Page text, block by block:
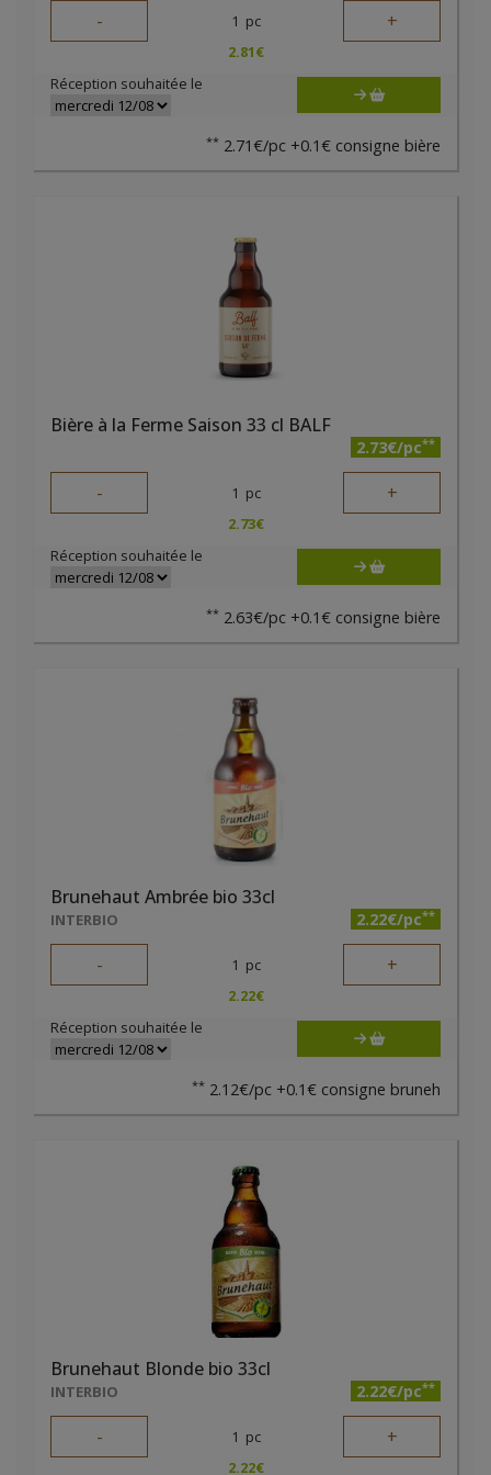
- 1 pc +
2.81€
Réception souhaitée le
** 2.71€/pc +0.1€ consigne bière
Bière à la Ferme Saison 33 cl BALF
2.73€/pc**
- 1 pc +
2.73€
Réception souhaitée le
** 2.63€/pc +0.1€ consigne bière
Brunehaut Ambrée bio 33cl
INTERBIO 2.22€/pc**
- 1 pc +
2.22€
Réception souhaitée le
** 2.12€/pc +0.1€ consigne bruneh
Brunehaut Blonde bio 33cl
INTERBIO 2.22€/pc**
- 1 pc +
2.22€